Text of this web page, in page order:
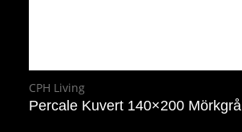
CPH Living
Percale Kuvert 140×200 Mörkgrå